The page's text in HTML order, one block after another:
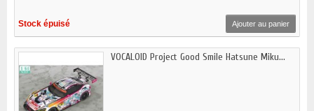
Stock épuisé Ajouter au panier
VOCALOID Project Good Smile Hatsune Miku...